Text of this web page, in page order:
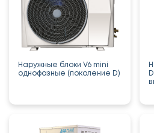
Наружные блоки V6 mini
однофазные (поколение D)